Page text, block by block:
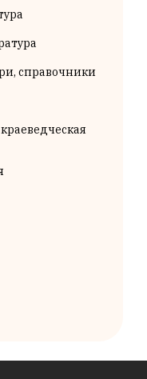
справочники